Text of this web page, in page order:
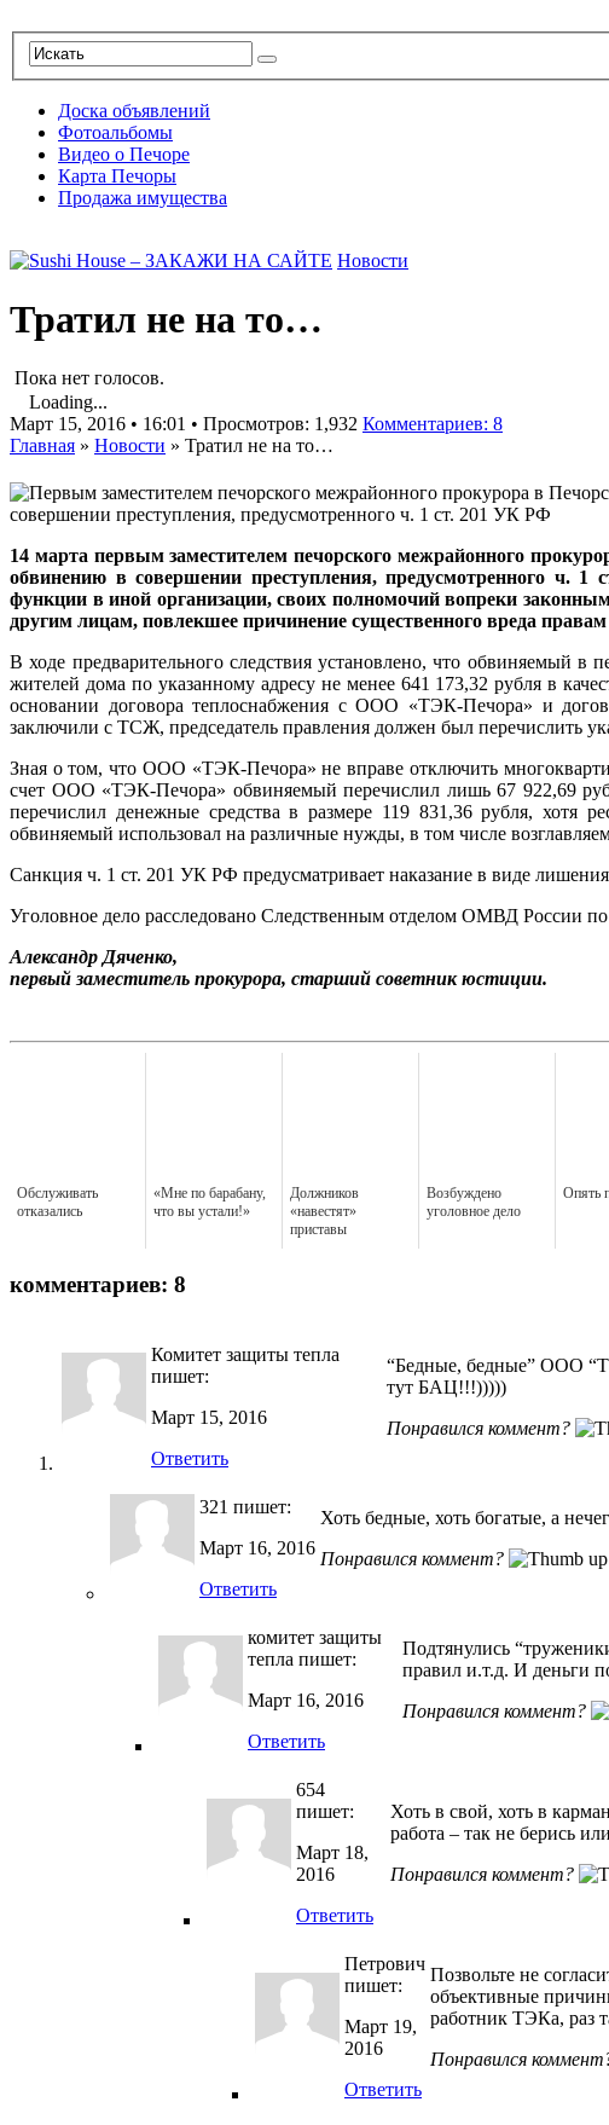
Доска объявлений
Фотоальбомы
Видео о Печоре
Карта Печоры
Продажа имущества
Новости
Тратил не на то…
Пока нет голосов.
Loading...
Март 15, 2016 • 16:01 • Просмотров: 1,932 Комментариев: 8
Главная » Новости » Тратил не на то…
14 марта первым заместителем печорского межрайонного
обвинению в совершении преступления, предусмотренного ч.
функции в иной организации, своих полномочий вопреки
другим лицам, повлекшее причинение существенного вреда
В ходе предварительного следствия установлено, что обвиняемый в
жителей дома по указанному адресу не менее 641 173,32 рубля в
основании договора теплоснабжения с ООО «ТЭК-Печора» и
заключили с ТСЖ, председатель правления должен был перечислить
Зная о том, что ООО «ТЭК-Печора» не вправе отключить
счет ООО «ТЭК-Печора» обвиняемый перечислил лишь 67 922,69
перечислил денежные средства в размере 119 831,36 рубля, хотя
обвиняемый использовал на различные нужды, в том числе
Санкция ч. 1 ст. 201 УК РФ предусматривает наказание в виде
Уголовное дело расследовано Следственным отделом ОМВД России по
Александр Дяченко,
первый заместитель прокурора, старший советник юстиции.
Обслуживать
отказались
«Мне по барабану,
что вы устали!»
Должников
«навестят»
приставы
Возбуждено
уголовное дело
Опять
комментариев: 8
Комитет защиты тепла
пишет:
Март 15, 2016
Ответить
“Бедные, бедные” ООО
тут БАЦ!!!)))))
Понравился коммент?
321 пишет:
Март 16, 2016
Ответить
Хоть бедные, хоть богатые, а
Понравился коммент?
комитет защиты
тепла пишет:
Март 16, 2016
Ответить
Подтянулись
правил и.т.д. И деньги
Понравился коммент?
654
пишет:
Март 18,
2016
Ответить
Хоть в свой, хоть в
работа – так не берись
Понравился коммент?
Петрович
пишет:
Март 19,
2016
Ответить
Позвольте не
объективные
работник ТЭКа, раз
Понравился